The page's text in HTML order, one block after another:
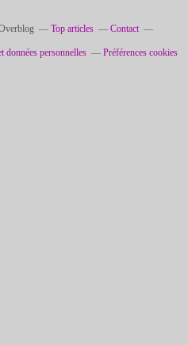
Top articles Contact
données personnelles Préférences cookies